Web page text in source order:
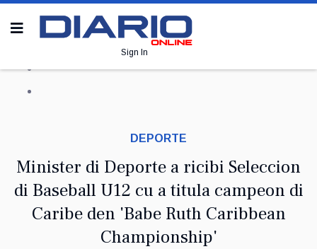
Sign In
DEPORTE
Minister di Deporte a ricibi Seleccion
di Baseball U12 cu a titula campeon di
Caribe den 'Babe Ruth Caribbean
Championship'